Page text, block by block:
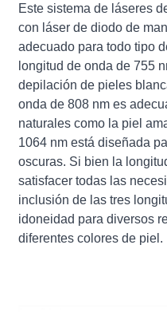
Este sistema de láseres
con láser de diodo de
adecuado para todo tipo
longitud de onda de 755
depilación de pieles
onda de 808 nm es
naturales como la piel
1064 nm está diseñada
oscuras. Si bien la
satisfacer todas las
inclusión de las tres
idoneidad para diversos
diferentes colores de piel.